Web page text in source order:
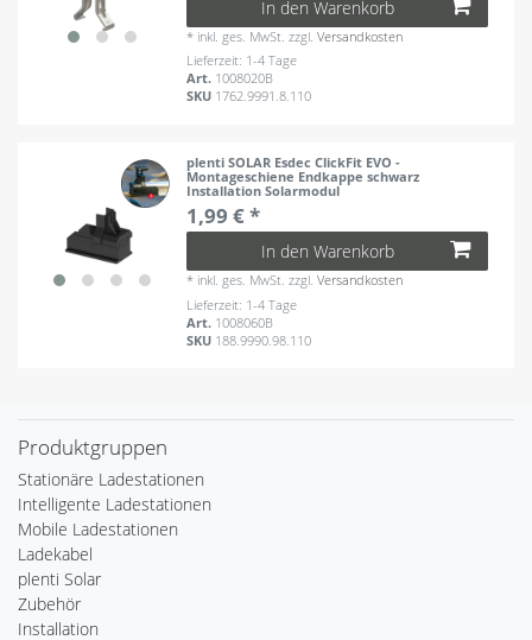
In den Warenkorb
* inkl. ges. MwSt. zzgl.Versandkosten
Lieferzeit: 1-4 Tage
Art. 1008020B
SKU 1762.9991.8.110
plenti SOLAR Esdec ClickFit EVO -
Montageschiene Endkappe schwarz
Installation Solarmodul
1,99 € *
In den Warenkorb
* inkl. ges. MwSt. zzgl.Versandkosten
Lieferzeit: 1-4 Tage
Art. 1008060B
SKU 188.9990.98.110
Produktgruppen
Stationäre Ladestationen
Intelligente Ladestationen
Mobile Ladestationen
Ladekabel
plenti Solar
Zubehör
Installation